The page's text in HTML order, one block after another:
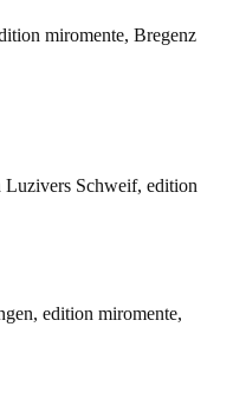
miromente, Bregenz
Luzivers Schweif, edition
edition miromente,